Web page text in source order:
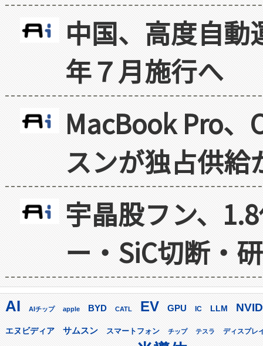
中国、高度自
年７月施行へ
MacBook Pro
スンが独占供給
宇晶股フン、
ー・SiC切断・
AI AIチップ apple BYD CATL EV GPU IC LLM
エヌビディア サムスン スマートフォン チップ テスラ ディスプレ